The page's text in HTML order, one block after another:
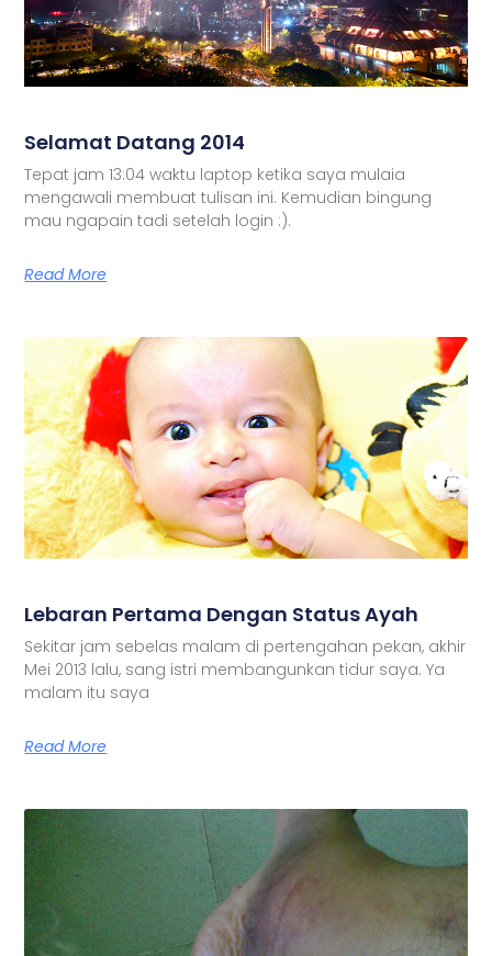
Selamat Datang 2014
Tepat jam 13:04 waktu laptop ketika saya mulaia
mengawali membuat tulisan ini. Kemudian bingung
mau ngapain tadi setelah login :).
Read More
Lebaran Pertama Dengan Status Ayah
Sekitar jam sebelas malam di pertengahan pekan, akhir
Mei 2013 lalu, sang istri membangunkan tidur saya. Ya
malam itu saya
Read More